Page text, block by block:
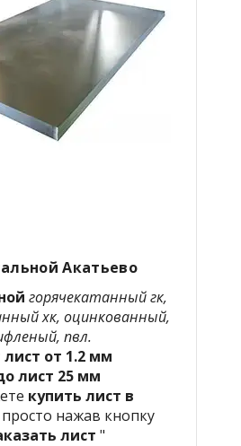
Акатьево
горячекатанный гк,
хк, оцинкованный,
пвл.
лист от 1.2 мм
лист 25 мм
купить лист в
просто нажав кнопку
лист "